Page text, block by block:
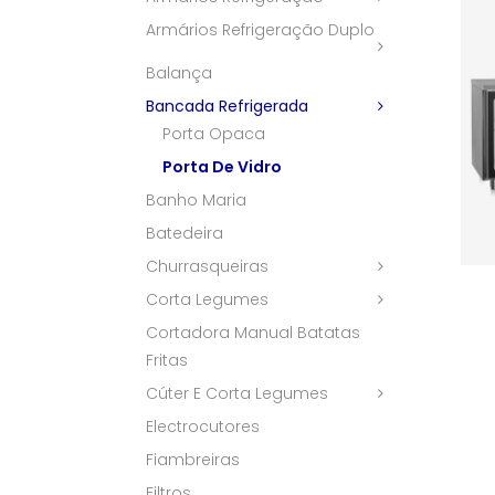
Armários Refrigeração Duplo
Balança
Bancada Refrigerada
Porta Opaca
Porta De Vidro
Banho Maria
Batedeira
Churrasqueiras
Corta Legumes
Cortadora Manual Batatas
Fritas
Cúter E Corta Legumes
Electrocutores
Fiambreiras